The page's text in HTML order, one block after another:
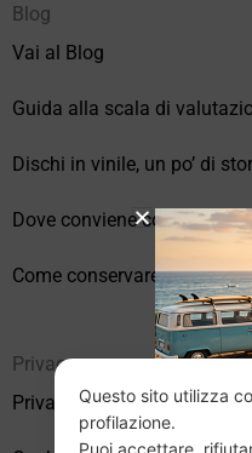
Blog
Vai al Blog
Guida alla scala di
Dischi in vinile, un po’ di
Dove conviene comprare
Come conservare
Privacy
Privacy PolicyQuesto sito utilizza
profilazione.
Puoi accettare,